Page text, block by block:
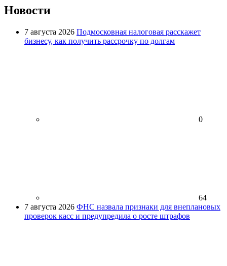
Новости
7 августа 2026 Подмосковная налоговая расскажет
бизнесу, как получить рассрочку по долгам
0
64
7 августа 2026 ФНС назвала признаки для внеплановых
проверок касс и предупредила о росте штрафов